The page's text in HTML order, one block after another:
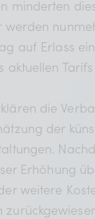
minderten
werden
auf Erlass
aktuellen
die
der
Erhöhung
weitere